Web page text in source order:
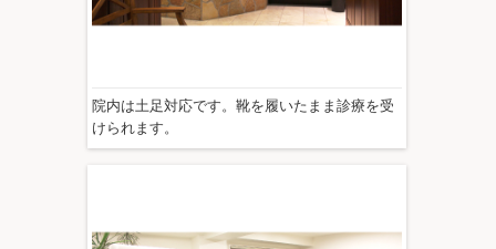
院内は土足対応です。靴を履いたまま診療を受
けられます。